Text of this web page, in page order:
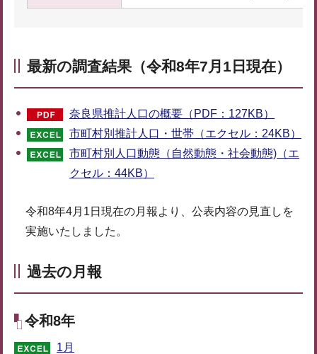
最新の調査結果（令和8年7月1日現在）
奈良県推計人口の概要（PDF：127KB）
市町村別推計人口・世帯（エクセル：24KB）
市町村別人口動態（自然動態・社会動態)（エ
クセル：44KB）
令和8年4月1日現在の月報より、公表内容の見直しを
実施いたしました。
過去の月報
令和8年
1月